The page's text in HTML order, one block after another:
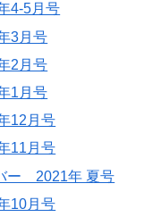
4-5月号
3月号
2月号
1月号
12月号
11月号
ー 2021年 夏号
10月号